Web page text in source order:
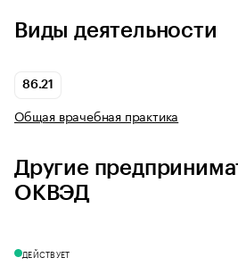
Виды деятельности
86.21
Общая врачебная практика
Другие
ОКВЭД
ДЕЙСТВУЕТ